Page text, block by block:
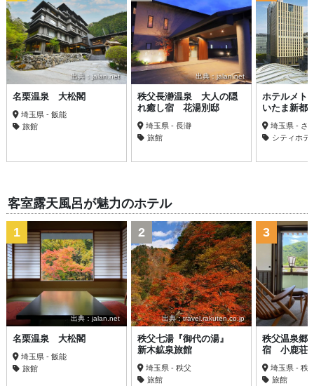
出典：jalan.net
名栗温泉 大松閣
埼玉県 - 飯能
旅館
出典：jalan.net
秩父長瀞温泉 大人の隠
れ癒し宿 花湯別邸
埼玉県 - 長瀞
旅館
ホテルメト
いたま新都
埼玉県 - さ
シティホテ
客室露天風呂が魅力のホテル
出典：jalan.net
1
名栗温泉 大松閣
埼玉県 - 飯能
旅館
出典：travel.rakuten.co.jp
2
秩父七湯『御代の湯』
新木鉱泉旅館
埼玉県 - 秩父
旅館
3
秩父温泉郷
宿 小鹿荘
埼玉県 - 秩
旅館